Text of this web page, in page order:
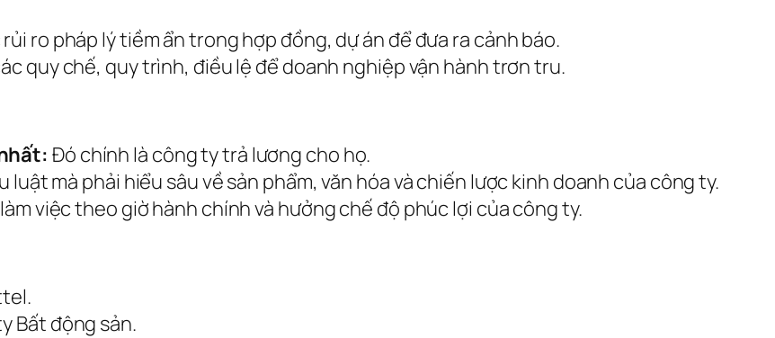
ro pháp lý tiềm ẩn trong hợp đồng, dự án để đưa ra cảnh báo.
quy chế, quy trình, điều lệ để doanh nghiệp vận hành trơn tru.
Đó chính là công ty trả lương cho họ.
luật mà phải hiểu sâu về sản phẩm, văn hóa và chiến lược kinh doanh của công ty.
việc theo giờ hành chính và hưởng chế độ phúc lợi của công ty.
Bất động sản.